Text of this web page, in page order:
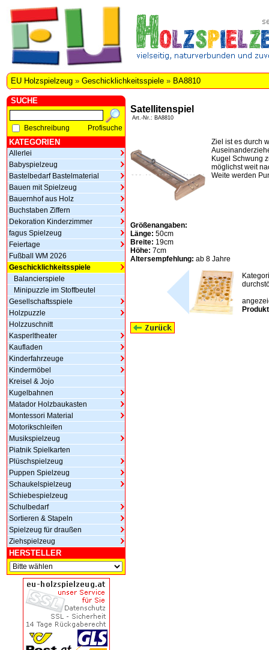
EU Holzspielzeug » Geschicklichkeitsspiele » BA8810
SUCHE
Beschreibung Profisuche
KATEGORIEN
Allerlei
Babyspielzeug
Bastelbedarf Bastelmaterial
Bauen mit Spielzeug
Bauernhof aus Holz
Buchstaben Ziffern
Dekoration Kinderzimmer
fagus Spielzeug
Feiertage
Fußball WM 2026
Geschicklichkeitsspiele
Balancierspiele
Minipuzzle im Stoffbeutel
Gesellschaftsspiele
Holzpuzzle
Holzzuschnitt
Kasperltheater
Kaufladen
Kinderfahrzeuge
Kindermöbel
Kreisel & Jojo
Kugelbahnen
Matador Holzbaukasten
Montessori Material
Motorikschleifen
Musikspielzeug
Piatnik Spielkarten
Plüschspielzeug
Puppen Spielzeug
Schaukelspielzeug
Schiebespielzeug
Schulbedarf
Sortieren & Stapeln
Spielzeug für draußen
Ziehspielzeug
HERSTELLER
Satellitenspiel
Art.-Nr.: BA8810
Ziel ist es durch
Kugel Schwung
möglichst weit
Weite werden
Größenangaben:
Länge: 50cm
Breite: 19cm
Höhe: 7cm
Altersempfehlung: ab 8 Jahre